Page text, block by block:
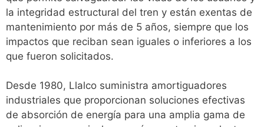
la integridad estructural del tren y están exentas de
mantenimiento por más de 5 años, siempre que los
impactos que reciban sean iguales o inferiores a los
que fueron solicitados.
Desde 1980, Llalco suministra amortiguadores
industriales que proporcionan soluciones efectivas
de absorción de energía para una amplia gama de